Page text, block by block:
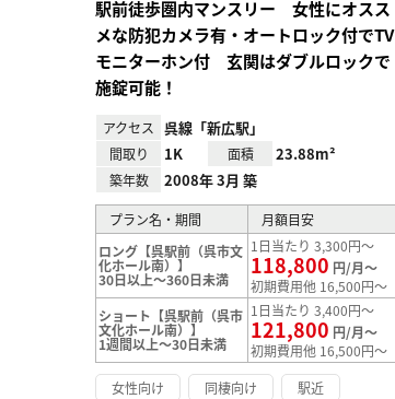
駅前徒歩圏内マンスリー 女性にオスス
メな防犯カメラ有・オートロック付でTV
モニターホン付 玄関はダブルロックで
施錠可能！
アクセス 呉線「新広駅」
間取り 1K 面積 23.88m²
築年数 2008年 3月 築
プラン名・期間
月額目安
ロング【呉駅前（呉市文
化ホール南）】
30日以上～360日未満
1日当たり 3,300円～
118,800 円/月～
初期費用他 16,500円～
ショート【呉駅前（呉市
文化ホール南）】
1週間以上～30日未満
1日当たり 3,400円～
121,800 円/月～
初期費用他 16,500円～
女性向け
同棲向け
駅近